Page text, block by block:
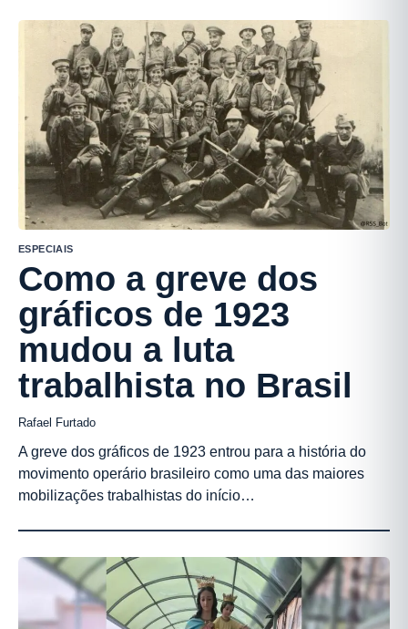
ESPECIAIS
Como a greve dos
gráficos de 1923
mudou a luta
trabalhista no Brasil
Rafael Furtado
A greve dos gráficos de 1923 entrou para a história do
movimento operário brasileiro como uma das maiores
mobilizações trabalhistas do início…